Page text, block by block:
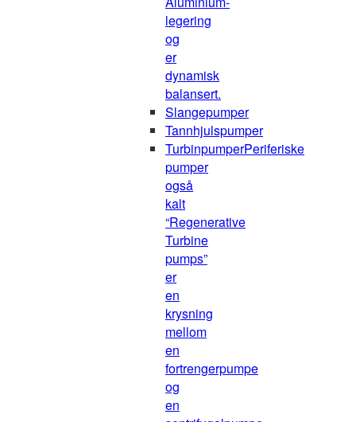
legering
og
er
dynamisk
balansert.
Slangepumper
Tannhjulspumper
TurbinpumperPeriferiske
pumper
også
kalt
“Regenerative
Turbine
pumps”
er
en
krysning
mellom
en
fortrengerpumpe
og
en